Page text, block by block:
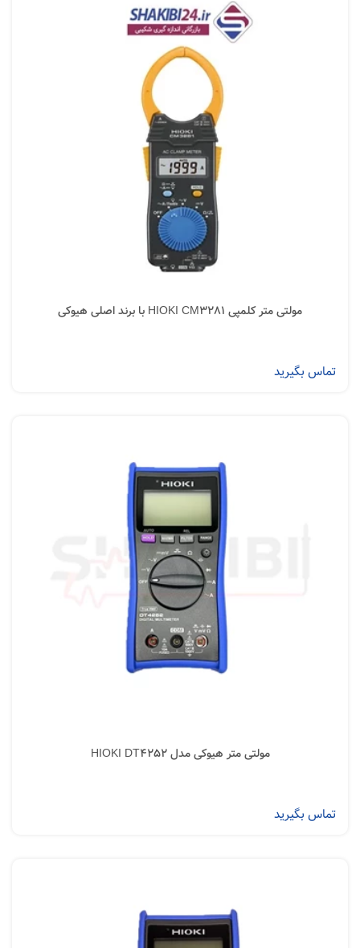
مولتی متر کلمپی HIOKI CM3281 با برند اصلی هیوکی
تماس بگیرید
مولتی متر هیوکی مدل HIOKI DT4252
تماس بگیرید